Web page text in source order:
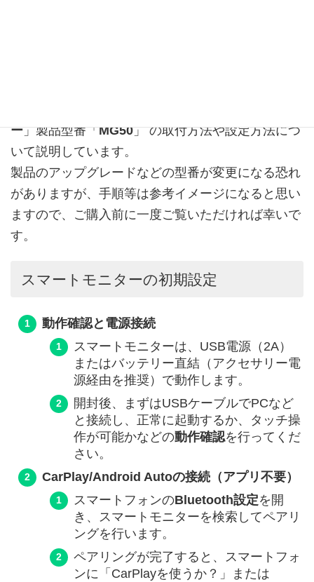
ー」製品型番「MG50」 の取付方法や設定方法につ
いて説明しています。
製品のアップグレードなどの型番が変更になる恐れ
がありますが、手順等は参考イメージになると思い
ますので、ご購入前に一度ご覧いただければ幸いで
す。
スマートモニターの初期設定
動作確認と電源接続
スマートモニターは、USB電源（2A）
またはバッテリー直結（アクセサリー電
源経由を推奨）で動作します。
開封後、まずはUSBケーブルでPCなど
と接続し、正常に起動するか、タッチ操
作が可能かなどの動作確認を行ってくだ
さい。
CarPlay/Android Autoの接続（アプリ不要）
スマートフォンのBluetooth設定を開
き、スマートモニターを検索してペアリ
ングを行います。
ペアリングが完了すると、スマートフォ
ンに「CarPlayを使うか？」または